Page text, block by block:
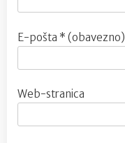
E-pošta * (obavezno)
Web-stranica